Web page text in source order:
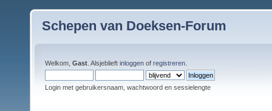
Schepen van Doeksen-Forum
Welkom, Gast . Alsjeblieft inloggen of registreren
Login met gebruikersnaam, wachtwoord en sessielengte